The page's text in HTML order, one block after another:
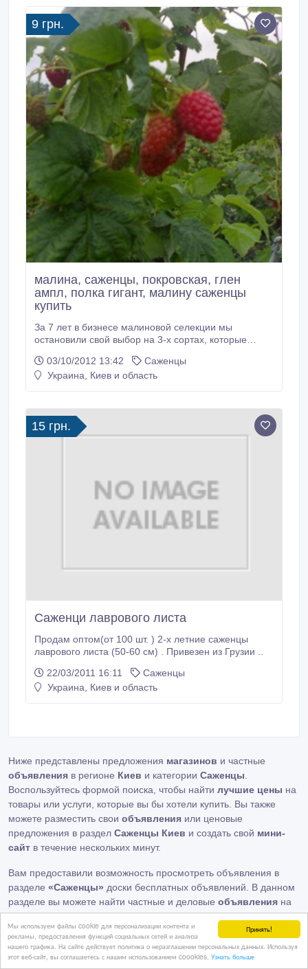
Принять!
Мы используем файлы cookie для персонализации контента и
рекламы, предоставления функций социальных сетей и анализа
нашего трафика. На сайте действует политика о неразглашении персональных данных. Используя
этот веб-сайт, вы соглашаетесь с нашим использованием coookies. Узнать больше
9 грн.
малина, саженцы, покровская, глен
ампл, полка гигант, малину саженцы
купить
За 7 лет в бизнесе малиновой селекции мы
остановили свой выбор на 3-х сортах, которые
прибыльными. МАЛИНА сорт «Покровская» –
молдавский ремонтантный сорт, имеющий
Характеристика: крупноплодная, средняя масса
ягод 5-7г, высокоурожайная.
03/10/2012 13:42
Саженцы
Украина, Киев и область
15 грн.
Саженци лаврового листа
Продам оптом(от 100 шт. ) 2-х летние саженцы
лаврового листа (50-60 см) . Привезен из Грузии ..
22/03/2011 16:11
Саженцы
Украина, Киев и область
Ниже представлены предложения магазинов и частные
объявления в регионе Киев и категории Саженцы
Воспользуйтесь формой поиска, чтобы найти лучшие цены на
товары или услуги, которые вы бы хотели купить. Вы также
можете разместить свои объявления или ценовые
предложения в раздел Саженцы Киев и создать свой мини-
сайт в течение нескольких минут.
Вам предоставили возможность просмотреть объявления в
разделе «Саженцы» доски бесплатных объявлений. В данном
разделе вы можете найти частные и деловые объявления на
темупродажи Саженцы, Киев,покупки Саженцы, Киев,
аренды Саженцы, Киев. Если Вы найдете необходимые вам
товары или услуги, администрацияИнтернет - рынокбудет
довольна, что помогла. При необходимости отредактировать